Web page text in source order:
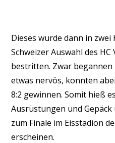
Dieses wurde dann in
Schweizer Auswahl des
bestritten. Zwar
etwas nervös, konnten
8:2 gewinnen. Somit hieß
Ausrüstungen und
zum Finale im Eisstadion
erscheinen.